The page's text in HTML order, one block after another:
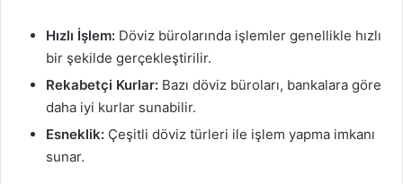
Hızlı İşlem: Döviz bürolarında işlemler genellikle hızlı
bir şekilde gerçekleştirilir.
Rekabetçi Kurlar: Bazı döviz büroları, bankalara göre
daha iyi kurlar sunabilir.
Esneklik: Çeşitli döviz türleri ile işlem yapma imkanı
sunar.